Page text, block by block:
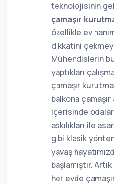
teknolojisinin
çamaşır
özellikle ev
dikkatini
Mühendislerin
yaptıkları
çamaşır
balkona çamaşır
içerisinde
askılıkları ile
gibi klasik
yavaş
başlamıştır.
her evde